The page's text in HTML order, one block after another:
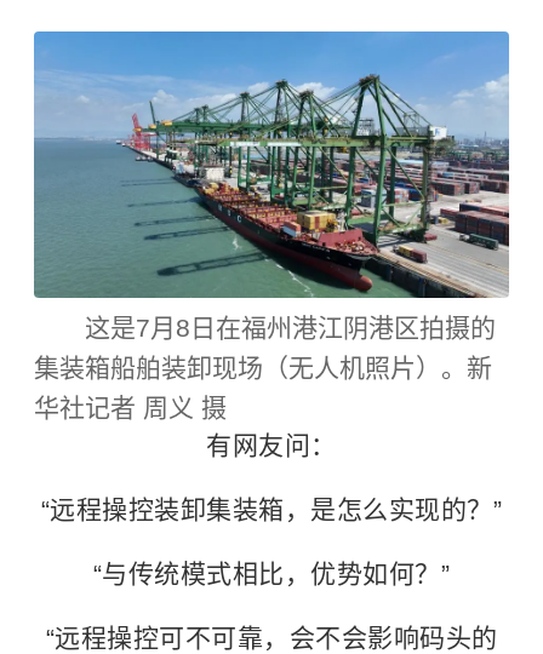
这是7月8日在福州港江阴港区拍摄的
集装箱船舶装卸现场（无人机照片）。新
华社记者 周义 摄
有网友问：
“远程操控装卸集装箱，是怎么实现的？”
“与传统模式相比，优势如何？”
“远程操控可不可靠，会不会影响码头的